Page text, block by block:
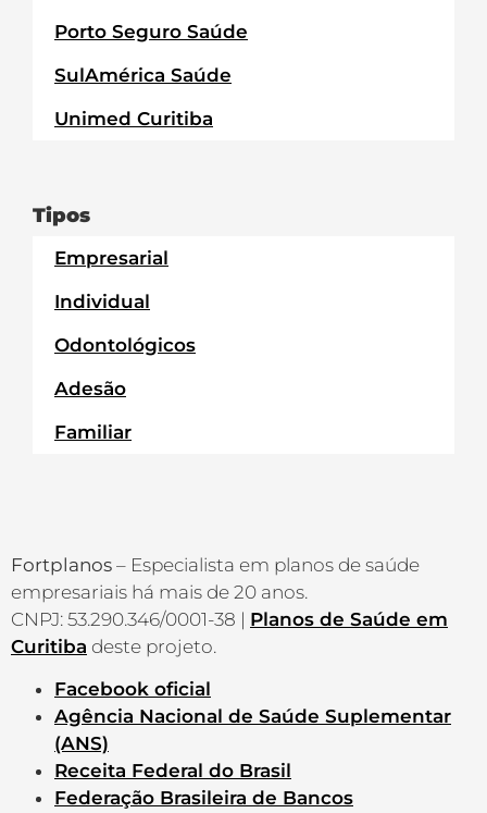
Porto Seguro Saúde
SulAmérica Saúde
Unimed Curitiba
Tipos
Empresarial
Individual
Odontológicos
Adesão
Familiar
Fortplanos – Especialista em planos de saúde
empresariais há mais de 20 anos.
CNPJ: 53.290.346/0001-38 | Planos de Saúde em
Curitiba deste projeto.
Facebook oficial
Agência Nacional de Saúde Suplementar
(ANS)
Receita Federal do Brasil
Federação Brasileira de Bancos